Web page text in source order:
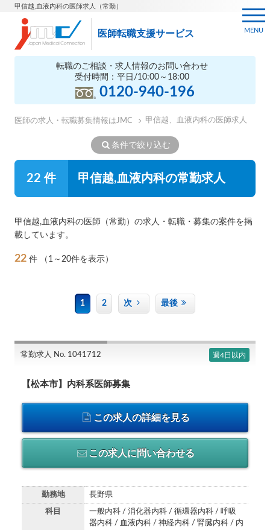
甲信越,血液内科の医師求人（常勤）
医師転職支援サービス
転職のご相談・求人情報のお問い合わせ
受付時間：平日/10:00～18:00
0120-940-196
MENU
医師の求人・転職募集情報はJMC 甲信越、血液内科の医師求人
条件で絞り込む
22 件 甲信越,血液内科の常勤求人
甲信越,血液内科の医師（常勤）の求人・転職・募集の案件を掲
載しています。
22 件 （1～20件を表示）
1 2 次 最後
常勤求人 No. 1041712 週4日以内
【松本市】内科系医師募集
この求人の詳細を見る
この求人に問い合わせる
勤務地 長野県
科目
一般内科 / 消化器内科 / 循環器内科 / 呼吸
器内科 / 血液内科 / 神経内科 / 腎臓内科 / 内